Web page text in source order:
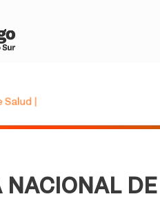
NACIONAL